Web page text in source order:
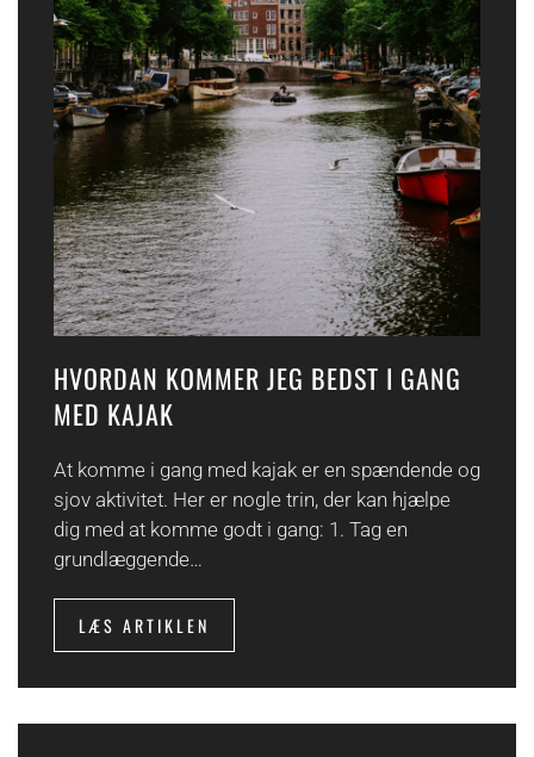
HVORDAN KOMMER JEG BEDST I GANG
MED KAJAK
At komme i gang med kajak er en spændende og
sjov aktivitet. Her er nogle trin, der kan hjælpe
dig med at komme godt i gang: 1. Tag en
grundlæggende…
LÆS ARTIKLEN